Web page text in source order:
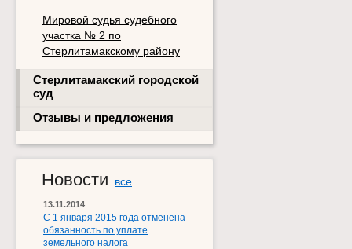
Мировой судья судебного
участка № 2 по
Стерлитамакскому району
Стерлитамакский городской
суд
Отзывы и предложения
Новости все
13.11.2014
С 1 января 2015 года отменена
обязанность по уплате
земельного налога